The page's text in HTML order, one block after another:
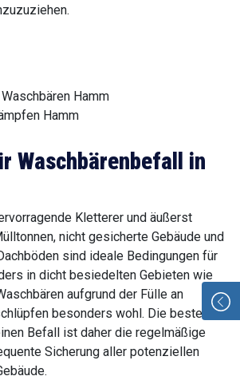
Waschbärenbefall in
Kletterer und äußerst
nicht gesicherte Gebäude und
sind ideale Bedingungen für
in dicht besiedelten Gebieten wie
aufgrund der Fülle an
besonders wohl. Die beste
Befall ist daher die regelmäßige
Sicherung aller potenziellen